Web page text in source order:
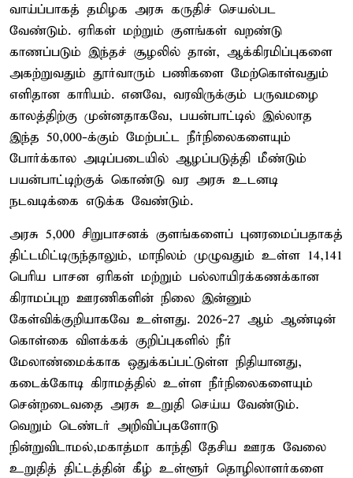
வாய்ப்பாகத் தமிழக அரசு கருதிச் செயல்பட
வேண்டும். ஏரிகள் மற்றும் குளங்கள் வறண்டு
காணப்படும் இந்தச் சூழலில் தான், ஆக்கிரமிப்புகளை
அகற்றுவதும் தூர்வாரும் பணிகளை மேற்கொள்வதும்
எளிதான காரியம். எனவே, வரவிருக்கும் பருவமழை
காலத்திற்கு முன்னதாகவே, பயன்பாட்டில் இல்லாத
இந்த 50,000-க்கும் மேற்பட்ட நீர்நிலைகளையும்
போர்க்கால அடிப்படையில் ஆழப்படுத்தி மீண்டும்
பயன்பாட்டிற்குக் கொண்டு வர அரசு உடனடி
நடவடிக்கை எடுக்க வேண்டும்.
அரசு 5,000 சிறுபாசனக் குளங்களைப் புனரமைப்பதாகத்
திட்டமிட்டிருந்தாலும், மாநிலம் முழுவதும் உள்ள 14,141
பெரிய பாசன ஏரிகள் மற்றும் பல்லாயிரக்கணக்கான
கிராமப்புற ஊரணிகளின் நிலை இன்னும்
கேள்விக்குறியாகவே உள்ளது. 2026-27 ஆம் ஆண்டின்
கொள்கை விளக்கக் குறிப்புகளில் நீர்
மேலாண்மைக்காக ஒதுக்கப்பட்டுள்ள நிதியானது,
கடைக்கோடி கிராமத்தில் உள்ள நீர்நிலைகளையும்
சென்றடைவதை அரசு உறுதி செய்ய வேண்டும்.
வெறும் டெண்டர் அறிவிப்புகளோடு
நின்றுவிடாமல்,மகாத்மா காந்தி தேசிய ஊரக வேலை
உறுதித் திட்டத்தின் கீழ் உள்ளூர் தொழிலாளர்களை